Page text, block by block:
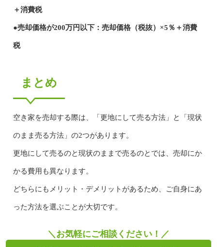
＋消費税
●売却価格が200万円以下：売却価格（税抜）×5％＋消費
税
まとめ
空き家を売却する際は、「更地にして売る方法」と「現状
のまま売る方法」の2つがあります。
更地にして売るのと現状のままで売るのとでは、売却にか
かる費用も異なります。
どちらにもメリット・デメリットがあるため、ご自身にあ
った方法を選ぶことが大切です。
＼お気軽にご相談ください！／